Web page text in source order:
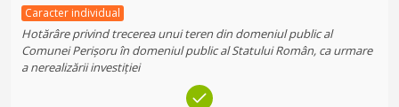
Caracter individual
Hotărâre privind trecerea unui teren din domeniul public al
Comunei Perișoru în domeniul public al Statului Român, ca urmare
a nerealizării investiției